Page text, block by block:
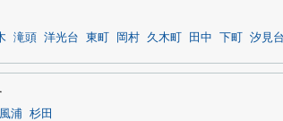
滝頭 洋光台 東町 岡村 久木町 田中 下町 汐見台
浦 杉田